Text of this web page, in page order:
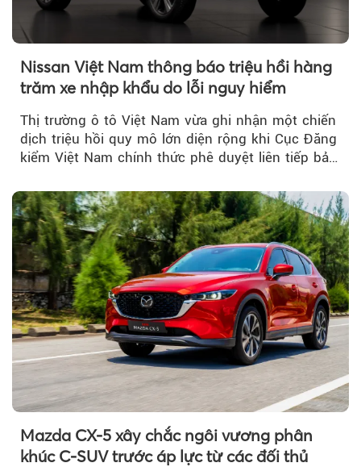
Nissan Việt Nam thông báo triệu hồi hàng
trăm xe nhập khẩu do lỗi nguy hiểm
Thị trường ô tô Việt Nam vừa ghi nhận một chiến
dịch triệu hồi quy mô lớn diện rộng khi Cục Đăng
kiểm Việt Nam chính thức phê duyệt liên tiếp bảy
Mazda CX-5 xây chắc ngôi vương phân
khúc C-SUV trước áp lực từ các đối thủ